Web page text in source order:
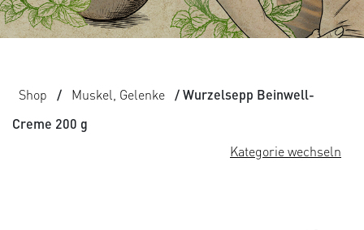
Shop / Muskel, Gelenke
/ Wurzelsepp Beinwell-
Creme 200 g
Kategorie wechseln